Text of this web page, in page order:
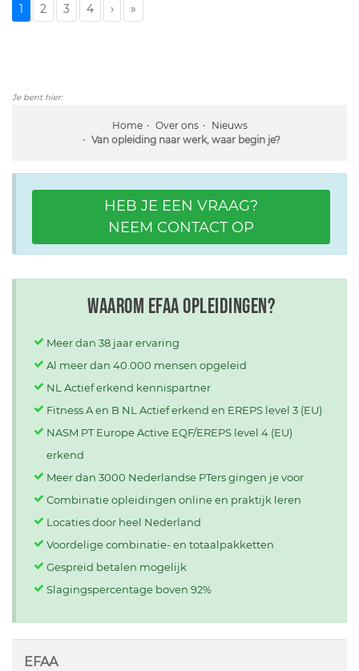
1 2 3 4 › »
Je bent hier:
Home Over ons
Nieuws
Van opleiding naar werk, waar begin je?
HEB JE EEN VRAAG?
NEEM CONTACT OP
Waarom EFAA opleidingen?
Meer dan 38 jaar ervaring
Al meer dan 40.000 mensen opgeleid
NL Actief erkend kennispartner
Fitness A en B NL Actief erkend en EREPS level 3 (EU)
NASM PT Europe Active EQF/EREPS level 4 (EU)
erkend
Meer dan 3000 Nederlandse PTers gingen je voor
Combinatie opleidingen online en praktijk leren
Locaties door heel Nederland
Voordelige combinatie- en totaalpakketten
Gespreid betalen mogelijk
Slagingspercentage boven 92%
EFAA